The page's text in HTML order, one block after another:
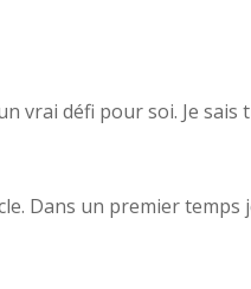
vrai défi pour soi. Je
Dans un premier